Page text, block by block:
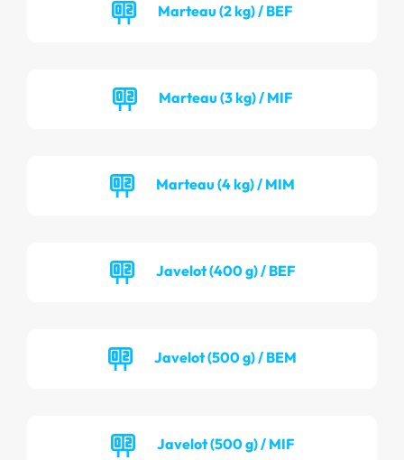
Marteau (2 kg) / BEF
Marteau (3 kg) / MIF
Marteau (4 kg) / MIM
Javelot (400 g) / BEF
Javelot (500 g) / BEM
Javelot (500 g) / MIF